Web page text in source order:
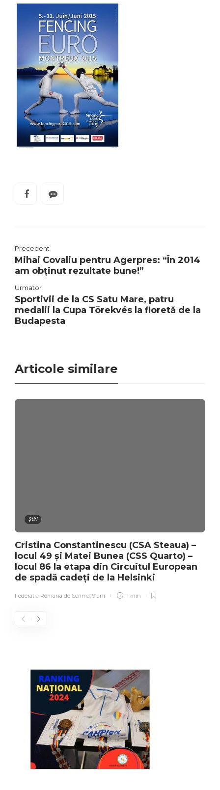
Precedent
Mihai Covaliu pentru Agerpres: “În 2014
am obținut rezultate bune!”
Urmator
Sportivii de la CS Satu Mare, patru
medalii la Cupa Törekvés la floretă de la
Budapesta
Articole similare
Știri
Cristina Constantinescu (CSA Steaua) –
locul 49 și Matei Bunea (CSS Quarto) –
locul 86 la etapa din Circuitul European
de spadă cadeți de la Helsinki
Federatia Romana de Scrima, 9 ani 1 min